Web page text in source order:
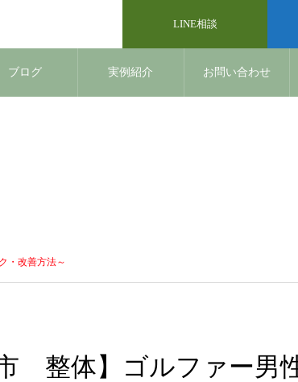
LINE相談
ブログ 実例紹介 お問い合わせ
・改善方法～
整体】ゴルファー男